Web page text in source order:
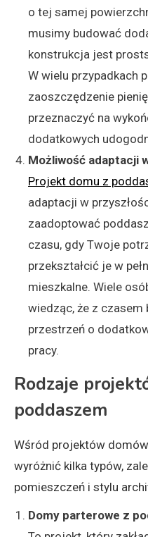
o tej samej
musimy budować
konstrukcja jest
W wielu przypadkach
zaoszczędzenie
przeznaczyć na
dodatkowych
Możliwość adaptacji
Projekt domu z
adaptacji w
zaadoptować
czasu, gdy Twoje
przekształcić je w
mieszkalne. Wiele
wiedząc, że z
przestrzeń o
pracy.
Rodzaje
poddaszem
Wśród projektów
wyróżnić kilka typów,
pomieszczeń i stylu
Domy parterowe z